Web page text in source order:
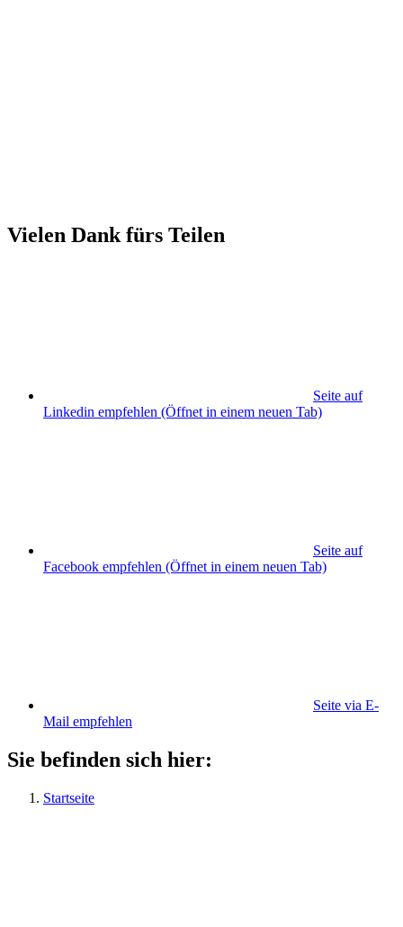
Vielen Dank fürs Teilen
Seite auf
Linkedin empfehlen (Öffnet in einem neuen Tab)
Seite auf
Facebook empfehlen (Öffnet in einem neuen Tab)
Seite via E-
Mail empfehlen
Sie befinden sich hier:
Startseite